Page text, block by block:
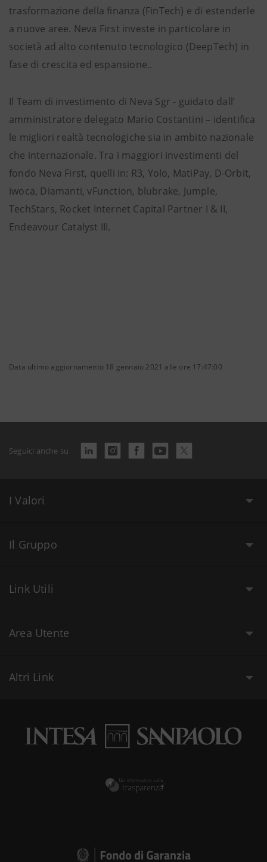
trasformazione della finanza (FinTech) e di estenderle
a nuove aree. Neva First investe in particolare in
società ad alto contenuto tecnologico (DeepTech) in
fase di crescita ed espansione..
Il Team di investimento di Neva Sgr - guidato dall’
amministratore delegato Mario Costantini – identifica
le migliori realtà tecnologiche sia in ambito nazionale
che internazionale. Tra i maggiori investimenti del
fondo Neva First, quelli in: R3, Yolo, MatiPay, D-Orbit,
iwoca, Diamanti, vFunction, blubrake, Jumple,
TechStars, Rocket Internet Capital Partner I & II,
Endeavour Catalyst III.
Data ultimo aggiornamento 18 gennaio 2021 alle ore 17:47:00
Seguici anche su
I Valori
Il Gruppo
Link Utili
Area Utente
Altri Link